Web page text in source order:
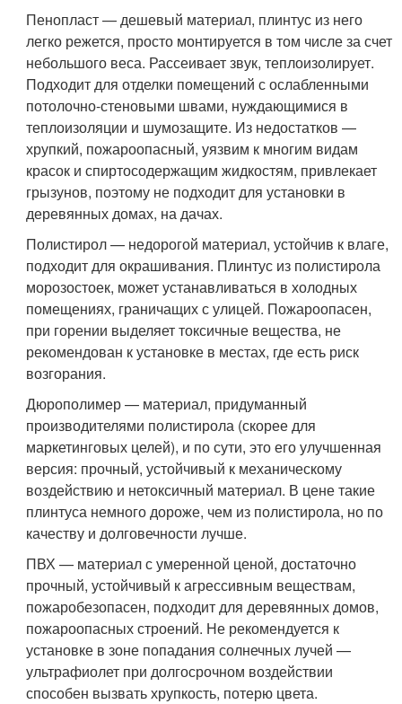
Пенопласт — дешевый материал, плинтус из него
легко режется, просто монтируется в том числе за счет
небольшого веса. Рассеивает звук, теплоизолирует.
Подходит для отделки помещений с ослабленными
потолочно-стеновыми швами, нуждающимися в
теплоизоляции и шумозащите. Из недостатков —
хрупкий, пожароопасный, уязвим к многим видам
красок и спиртосодержащим жидкостям, привлекает
грызунов, поэтому не подходит для установки в
деревянных домах, на дачах.
Полистирол — недорогой материал, устойчив к влаге,
подходит для окрашивания. Плинтус из полистирола
морозостоек, может устанавливаться в холодных
помещениях, граничащих с улицей. Пожароопасен,
при горении выделяет токсичные вещества, не
рекомендован к установке в местах, где есть риск
возгорания.
Дюрополимер — материал, придуманный
производителями полистирола (скорее для
маркетинговых целей), и по сути, это его улучшенная
версия: прочный, устойчивый к механическому
воздействию и нетоксичный материал. В цене такие
плинтуса немного дороже, чем из полистирола, но по
качеству и долговечности лучше.
ПВХ — материал с умеренной ценой, достаточно
прочный, устойчивый к агрессивным веществам,
пожаробезопасен, подходит для деревянных домов,
пожароопасных строений. Не рекомендуется к
установке в зоне попадания солнечных лучей —
ультрафиолет при долгосрочном воздействии
способен вызвать хрупкость, потерю цвета.